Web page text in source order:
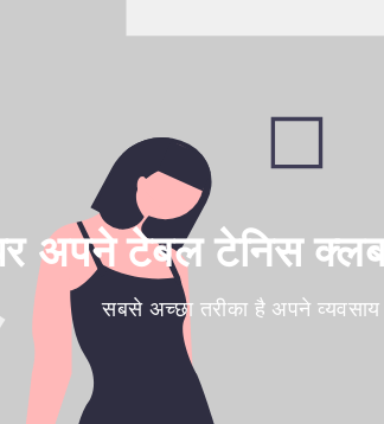
अपने टेबल टेनिस
सबसे अच्छा तरीका है अपने